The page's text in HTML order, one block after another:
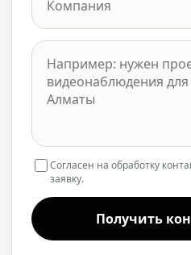
Согласен на обработку
заявку.
Получить